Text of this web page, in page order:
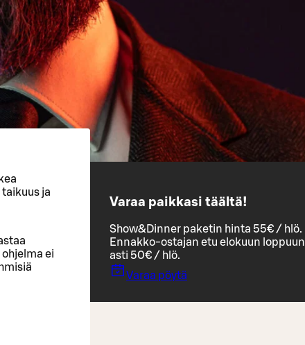
ja
ei
Varaa paikkasi täältä!
Show&Dinner paketin hinta 55€ / hlö.
Ennakko-ostajan etu elokuun loppuun
asti 50€ / hlö.
Varaa pöytä